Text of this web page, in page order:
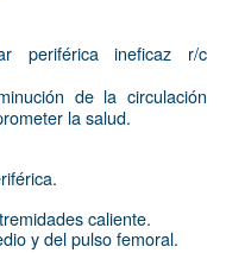
periférica ineficaz r/c
de la circulación
la salud.
caliente.
y del pulso femoral.